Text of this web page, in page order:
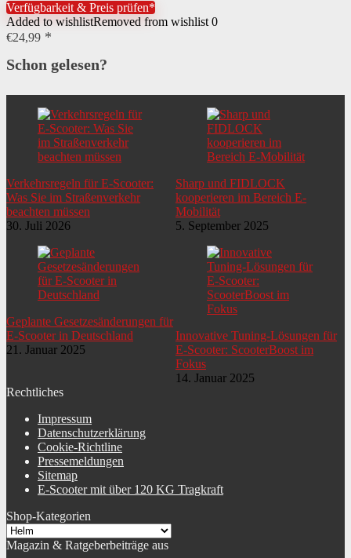
Verfügbarkeit & Preis prüfen*
Added to wishlistRemoved from wishlist 0
€24,99
Schon gelesen?
Verkehrsregeln für E-Scooter:
Was Sie im Straßenverkehr
beachten müssen
30. Juli 2026
Sharp und FIDLOCK
kooperieren im Bereich E-
Mobilität
5. September 2025
Geplante Gesetzesänderungen für
E-Scooter in Deutschland
21. Januar 2025
Innovative Tuning-Lösungen für
E-Scooter: ScooterBoost im
Fokus
14. Januar 2025
Rechtliches
Impressum
Datenschutzerklärung
Cookie-Richtline
Pressemeldungen
Sitemap
E-Scooter mit über 120 KG Tragkraft
Shop-Kategorien
Magazin & Ratgeberbeiträge aus